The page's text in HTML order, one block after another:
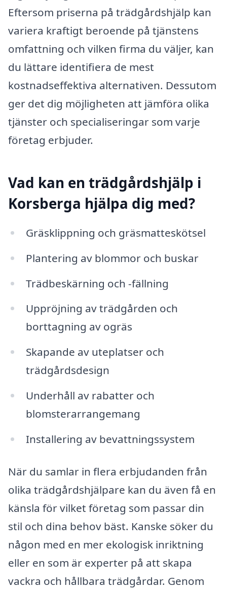
Eftersom priserna på trädgårdshjälp kan
variera kraftigt beroende på tjänstens
omfattning och vilken firma du väljer, kan
du lättare identifiera de mest
kostnadseffektiva alternativen. Dessutom
ger det dig möjligheten att jämföra olika
tjänster och specialiseringar som varje
företag erbjuder.
Vad kan en trädgårdshjälp i
Korsberga hjälpa dig med?
Gräsklippning och gräsmatteskötsel
Plantering av blommor och buskar
Trädbeskärning och -fällning
Uppröjning av trädgården och
borttagning av ogräs
Skapande av uteplatser och
trädgårdsdesign
Underhåll av rabatter och
blomsterarrangemang
Installering av bevattningssystem
När du samlar in flera erbjudanden från
olika trädgårdshjälpare kan du även få en
känsla för vilket företag som passar din
stil och dina behov bäst. Kanske söker du
någon med en mer ekologisk inriktning
eller en som är experter på att skapa
vackra och hållbara trädgårdar. Genom